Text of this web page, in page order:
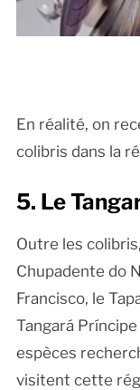
En réalité, on
colibris dans la
5. Le
Outre les
Chupadente do
Francisco, le
Tangará
espèces
visitent cette